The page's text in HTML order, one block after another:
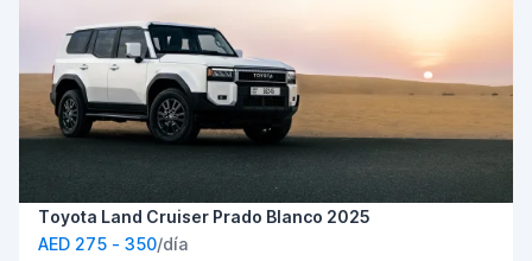
Toyota Land Cruiser Prado Blanco 2025
AED 275 - 350/día